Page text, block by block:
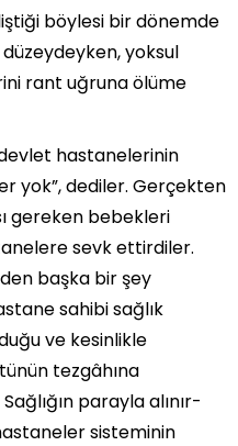
böylesi bir dönemde
yoksul
rant uğruna ölüme
hastanelerinin
yok”, dediler. Gerçekten
gereken bebekleri
sevk ettirdiler.
başka bir şey
sahibi sağlık
ve kesinlikle
tezgâhına
parayla alınır-
sisteminin